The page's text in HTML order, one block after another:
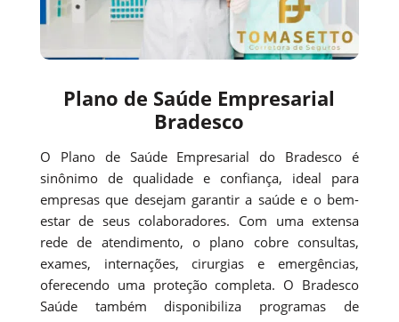
Plano de Saúde Empresarial
Bradesco
O Plano de Saúde Empresarial do Bradesco é
sinônimo de qualidade e confiança, ideal para
empresas que desejam garantir a saúde e o bem-
estar de seus colaboradores. Com uma extensa
rede de atendimento, o plano cobre consultas,
exames, internações, cirurgias e emergências,
oferecendo uma proteção completa. O Bradesco
Saúde também disponibiliza programas de